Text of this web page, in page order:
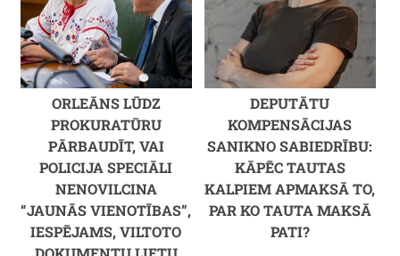
ORLEĀNS LŪDZ
PROKURATŪRU
PĀRBAUDĪT, VAI
POLICIJA SPECIĀLI
NENOVILCINA
“JAUNĀS VIENOTĪBAS”,
IESPĒJAMS, VILTOTO
DEPUTĀTU
KOMPENSĀCIJAS
SANIKNO SABIEDRĪBU:
KĀPĒC TAUTAS
KALPIEM APMAKSĀ TO,
PAR KO TAUTA MAKSĀ
PATI?